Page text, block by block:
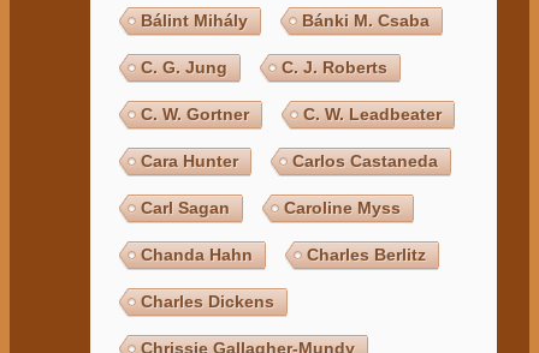
Bálint Mihály Bánki M. Csaba
C. G. Jung C. J. Roberts
C. W. Gortner C. W. Leadbeater
Cara Hunter Carlos Castaneda
Carl Sagan Caroline Myss
Chanda Hahn Charles Berlitz
Charles Dickens
Chrissie Gallagher-Mundy